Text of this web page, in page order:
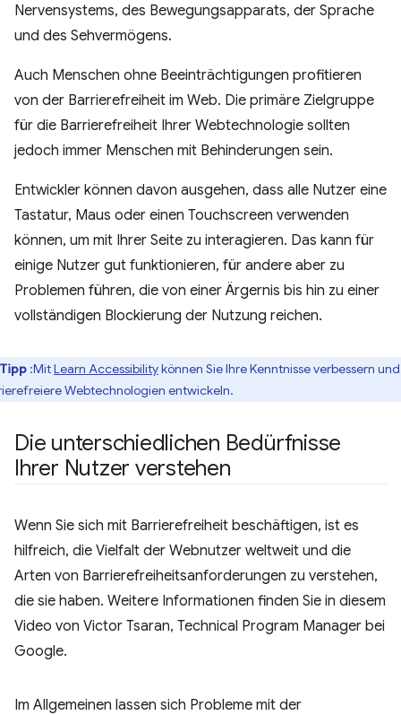
Nervensystems, des Bewegungsapparats, der Sprache
und des Sehvermögens.
Auch Menschen ohne Beeinträchtigungen profitieren
von der Barrierefreiheit im Web. Die primäre Zielgruppe
für die Barrierefreiheit Ihrer Webtechnologie sollten
jedoch immer Menschen mit Behinderungen sein.
Entwickler können davon ausgehen, dass alle Nutzer eine
Tastatur, Maus oder einen Touchscreen verwenden
können, um mit Ihrer Seite zu interagieren. Das kann für
einige Nutzer gut funktionieren, für andere aber zu
Problemen führen, die von einer Ärgernis bis hin zu einer
vollständigen Blockierung der Nutzung reichen.
Tipp :MitLearn Accessibilitykönnen Sie Ihre Kenntnisse verbessern und
Webtechnologien entwickeln.
Die unterschiedlichen Bedürfnisse
Ihrer Nutzer verstehen
Wenn Sie sich mit Barrierefreiheit beschäftigen, ist es
hilfreich, die Vielfalt der Webnutzer weltweit und die
Arten von Barrierefreiheitsanforderungen zu verstehen,
die sie haben. Weitere Informationen finden Sie in diesem
Video von Victor Tsaran, Technical Program Manager bei
Google.
Im Allgemeinen lassen sich Probleme mit der